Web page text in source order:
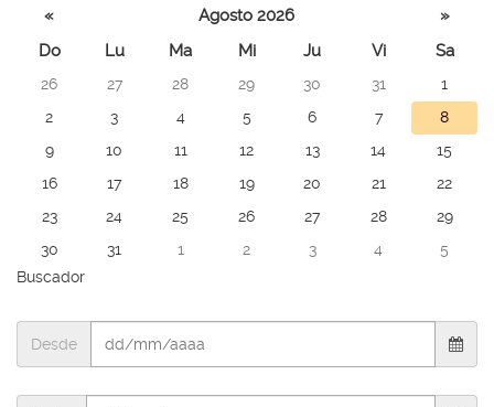
idioma
Seleccione
consultar
las noticias
de ese día
« Agosto 2026
»
Do
Lu Ma Mi Ju Vi Sa
26 27 28 29 30 31
1
2
3 4 5 6 7
8
9
10 11 12 13 14
15
16
17 18 19 20 21
22
23
24 25 26 27 28
29
30
31 1 2 3 4
5
Buscador
Desde